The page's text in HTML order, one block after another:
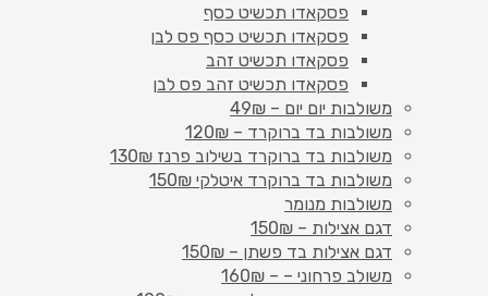
פסקאדו תכשיט כסף
פסקאדו תכשיט כסף פס לבן
פסקאדו תכשיט זהב
פסקאדו תכשיט זהב פס לבן
משולבות יום יום – 49₪
משולבות בד ברוקרד – 120₪
משולבות בד ברוקרד בשילוב פרנז 130₪
משולבות בד ברוקרד איטלקי 150₪
משולבות מנומר
דגם אצילות – 150₪
דגם אצילות בד פשתן – 150₪
משולב פרחוני – – 160₪